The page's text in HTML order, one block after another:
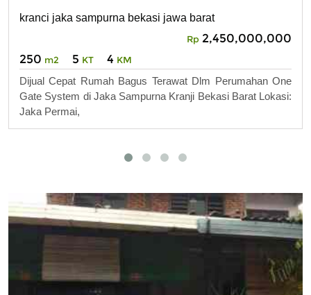
kranci jaka sampurna bekasi jawa barat
Rp 2,450,000,000
250 m2 5 KT 4 KM
Dijual Cepat Rumah Bagus Terawat Dlm Perumahan One
Gate System di Jaka Sampurna Kranji Bekasi Barat Lokasi:
Jaka Permai,